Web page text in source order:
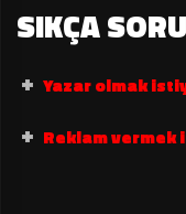
SIKÇA
Yazar olmak
Reklam vermek